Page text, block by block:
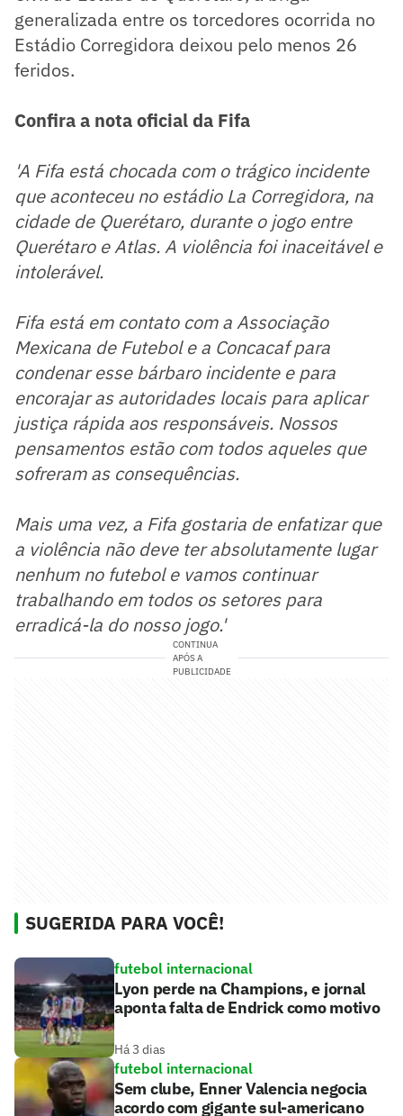
generalizada entre os torcedores ocorrida no
Estádio Corregidora deixou pelo menos 26
feridos.
Confira a nota oficial da Fifa
'A Fifa está chocada com o trágico incidente
que aconteceu no estádio La Corregidora, na
cidade de Querétaro, durante o jogo entre
Querétaro e Atlas. A violência foi inaceitável e
intolerável.
Fifa está em contato com a Associação
Mexicana de Futebol e a Concacaf para
condenar esse bárbaro incidente e para
encorajar as autoridades locais para aplicar
justiça rápida aos responsáveis. Nossos
pensamentos estão com todos aqueles que
sofreram as consequências.
Mais uma vez, a Fifa gostaria de enfatizar que
a violência não deve ter absolutamente lugar
nenhum no futebol e vamos continuar
trabalhando em todos os setores para
erradicá-la do nosso jogo.'
CONTINUA
APÓS A
PUBLICIDADE
SUGERIDA PARA VOCÊ!
futebol internacional
Lyon perde na Champions, e jornal
aponta falta de Endrick como motivo
Há 3 dias
futebol internacional
Sem clube, Enner Valencia negocia
acordo com gigante sul-americano